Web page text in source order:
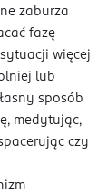
zaburza
fazę
więcej
lub
sposób
medytując,
czy